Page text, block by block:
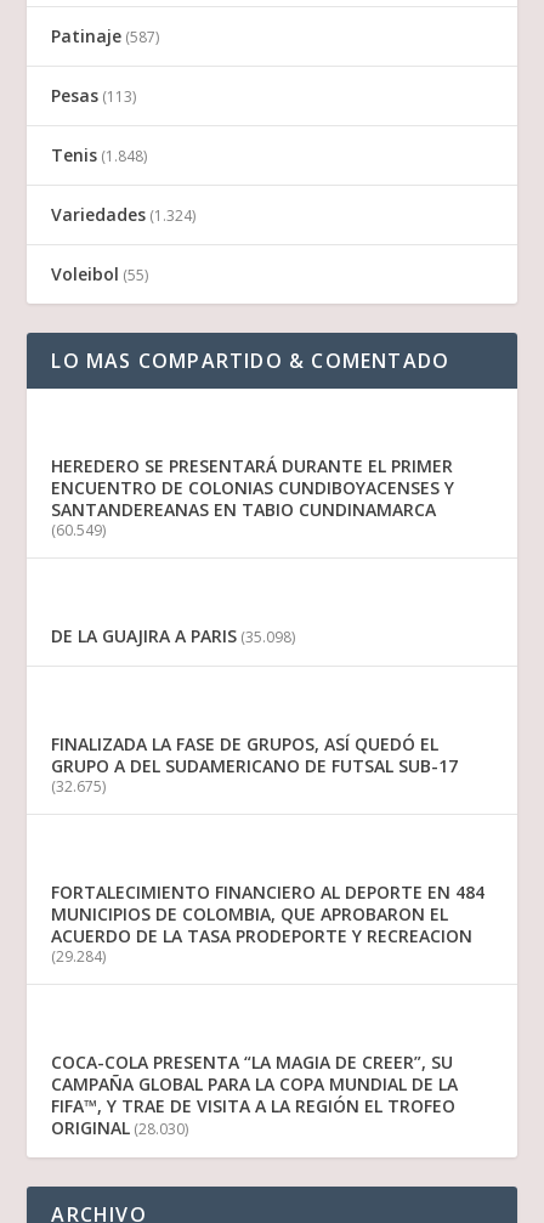
Patinaje (587)
Pesas (113)
Tenis (1.848)
Variedades (1.324)
Voleibol (55)
LO MAS COMPARTIDO & COMENTADO
HEREDERO SE PRESENTARÁ DURANTE EL PRIMER
ENCUENTRO DE COLONIAS CUNDIBOYACENSES Y
SANTANDEREANAS EN TABIO CUNDINAMARCA
(60.549)
DE LA GUAJIRA A PARIS (35.098)
FINALIZADA LA FASE DE GRUPOS, ASÍ QUEDÓ EL
GRUPO A DEL SUDAMERICANO DE FUTSAL SUB-17
(32.675)
FORTALECIMIENTO FINANCIERO AL DEPORTE EN 484
MUNICIPIOS DE COLOMBIA, QUE APROBARON EL
ACUERDO DE LA TASA PRODEPORTE Y RECREACION
(29.284)
COCA-COLA PRESENTA “LA MAGIA DE CREER”, SU
CAMPAÑA GLOBAL PARA LA COPA MUNDIAL DE LA
FIFA™, Y TRAE DE VISITA A LA REGIÓN EL TROFEO
ORIGINAL (28.030)
ARCHIVO